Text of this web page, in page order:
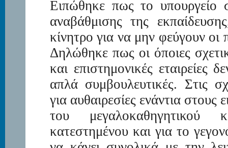
Ειπώθηκε πως το υπουργείο
αναβάθμισης της
κίνητρο για να μην φεύγουν οι
Δηλώθηκε πως οι όποιες
και επιστημονικές εταιρείες
απλά συμβουλευτικές. Στις
για αυθαιρεσίες ενάντια στους
του μεγαλοκαθηγητικού
κατεστημένου και για το